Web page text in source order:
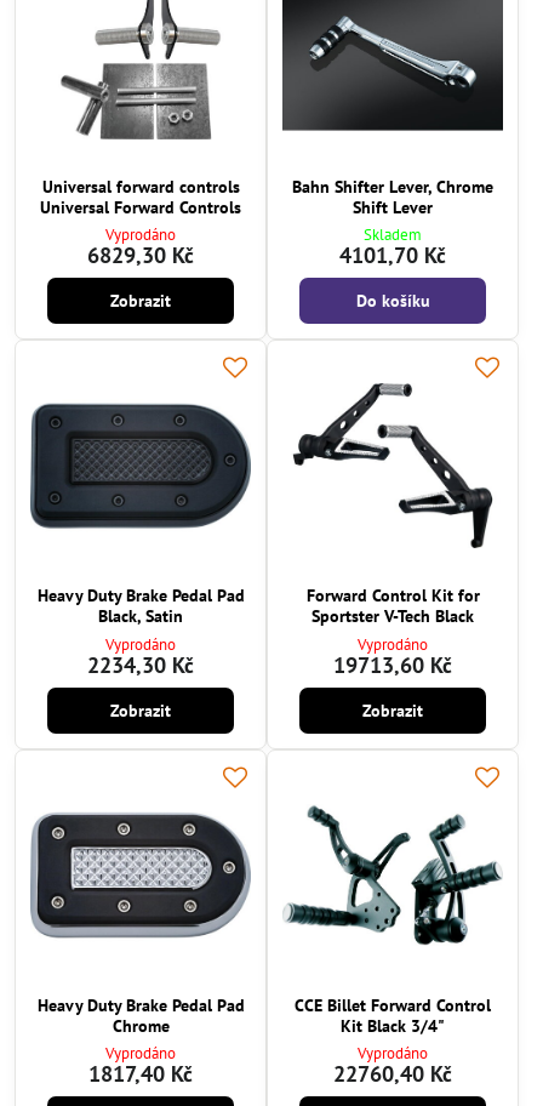
Universal forward controls
Universal Forward Controls
Vyprodáno
6829,30 Kč
Zobrazit
Bahn Shifter Lever, Chrome
Shift Lever
Skladem
4101,70 Kč
Do košíku
Heavy Duty Brake Pedal Pad
Black, Satin
Vyprodáno
2234,30 Kč
Zobrazit
Forward Control Kit for
Sportster V-Tech Black
Vyprodáno
19713,60 Kč
Zobrazit
Heavy Duty Brake Pedal Pad
Chrome
Vyprodáno
1817,40 Kč
CCE Billet Forward Control
Kit Black 3/4"
Vyprodáno
22760,40 Kč